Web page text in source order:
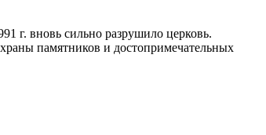
г. вновь сильно разрушило церковь.
памятников и достопримечательных